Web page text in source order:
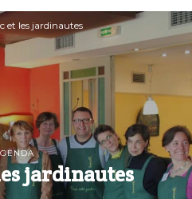
et les jardinautes
jardinautes